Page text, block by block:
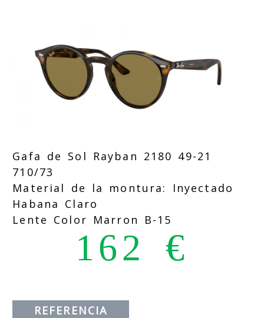
Gafa de Sol Rayban 2180 49-21
710/73
Material de la montura: Inyectado
Habana Claro
Lente Color Marron B-15
162 €
REFERENCIA